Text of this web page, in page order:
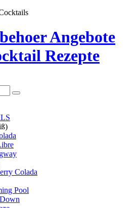
Angebote
Colada
Pool